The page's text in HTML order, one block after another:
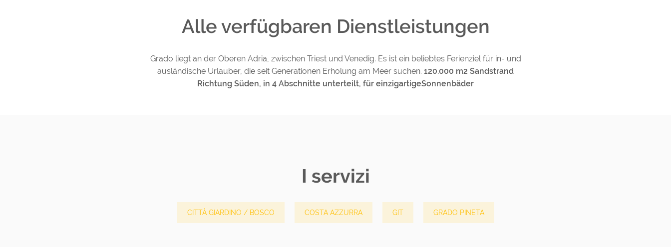
Alle verfügbaren Dienstleistungen
Grado liegt an der Oberen Adria, zwischen Triest und Venedig. Es ist ein beliebtes Ferienziel für in- und
ausländische Urlauber, die seit Generationen Erholung am Meer suchen. 120.000 m2 Sandstrand
Richtung Süden, in 4 Abschnitte unterteilt, für einzigartigeSonnenbäder
I servizi
CITTÀ GIARDINO / BOSCO COSTA AZZURRA GIT GRADO PINETA